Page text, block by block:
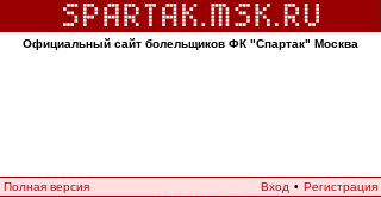
Официальный сайт болельщиков ФК "Спартак" Москва
Полная версия Вход • Регистрация